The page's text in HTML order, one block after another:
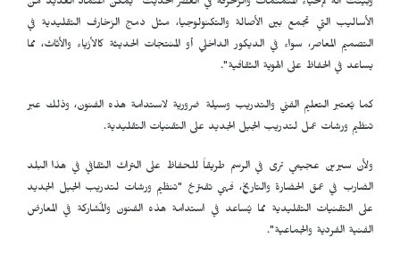
وبينت أنه لإحياء المنمنمات والزخرفة في العصر الحديث "يمكن اعتماد العديد من
الأساليب التي تجمع بين الأصالة والتكنولوجيا، مثل دمج الزخارف التقليدية في
التصميم المعاصر، سواء في الديكور الداخلي أو المنتجات الحديثة كالأزياء والأثاث، مما
يساعد في الحفاظ على الهوية الثقافية".
كما يُعتبر التعليم الفني والتدريب وسيلة ضرورية لاستدامة هذه الفنون، وذلك عبر
تنظيم ورشات عمل لتدريب الجيل الجديد على التقنيات التقليدية.
ولأن سيرين عجيمي ترى في الرسم طريقاً للحفاظ على التراث الثقافي في هذا البلد
الضارب في عمق الحضارة والتاريخ، فهي تقترحُ "تنظيم ورشات لتدريب الجيل الجديد
على التقنيات التقليدية مما يُساعد في استدامة هذه الفنون والمُشاركة في المعارض
الفنية الفردية والجماعية".